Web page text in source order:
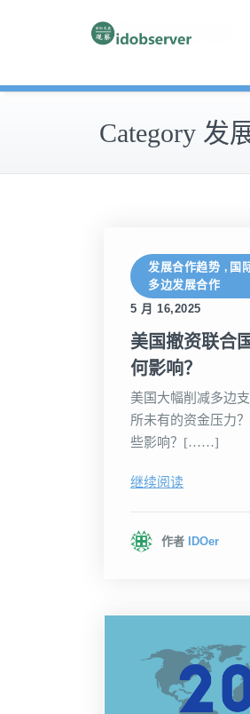
Category 发
发展合作趋势 , 国
多边发展合作
5 月 16,2025
美国撤资联合
何影响？
美国大幅削减多边
所未有的资金压力
些影响？[……]
继续阅读
作者 IDOer